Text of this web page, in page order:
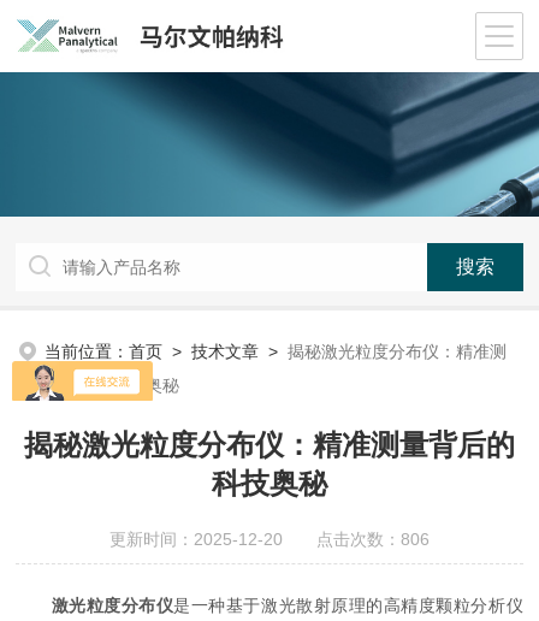
当前位置：首页 >技术文章 >揭秘激光粒度分布仪：精准测
量背后的科技奥秘
揭秘激光粒度分布仪：精准测量背后的
科技奥秘
更新时间：2025-12-20 点击次数：806
激光粒度分布仪是一种基于激光散射原理的高精度颗粒分析仪